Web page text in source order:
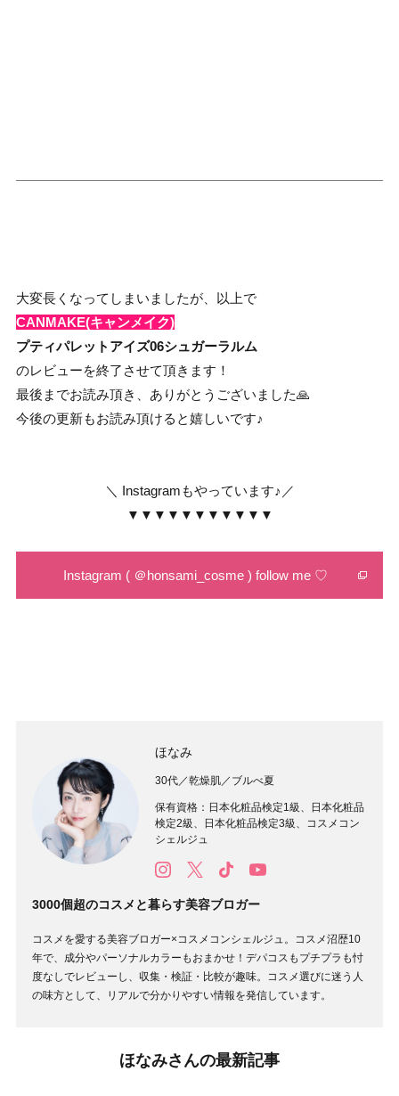
大変長くなってしまいましたが、以上で
CANMAKE(キャンメイク)
プティパレットアイズ06シュガーラルム
のレビューを終了させて頂きます！
最後までお読み頂き、ありがとうございました🙏
今後の更新もお読み頂けると嬉しいです♪
＼ Instagramもやっています♪／
▼▼▼▼▼▼▼▼▼▼▼
Instagram ( ＠honsami_cosme ) follow me ♡
ほなみ
30代／乾燥肌／ブルべ夏
保有資格：日本化粧品検定1級、日本化粧品
検定2級、日本化粧品検定3級、コスメコン
シェルジュ
3000個超のコスメと暮らす美容ブロガー
コスメを愛する美容ブロガー×コスメコンシェルジュ。コスメ沼歴10
年で、成分やパーソナルカラーもおまかせ！デパコスもプチプラも忖
度なしでレビューし、収集・検証・比較が趣味。コスメ選びに迷う人
の味方として、リアルで分かりやすい情報を発信しています。
ほなみさんの最新記事